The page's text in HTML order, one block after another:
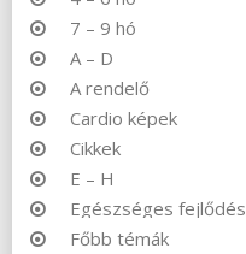
7 – 9 hó
A – D
A rendelő
Cardio képek
Cikkek
E – H
Egészséges fejlődés
Főbb témák